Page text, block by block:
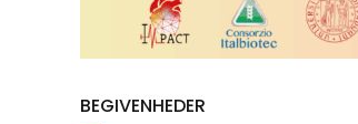
BEGIVENHEDER